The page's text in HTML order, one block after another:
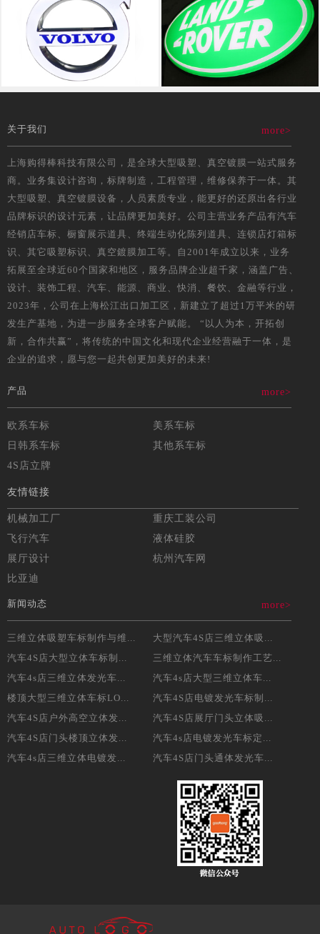
关于我们 more>
上海购得棒科技有限公司，是全球大型吸塑、真空镀膜一站式服务
商。业务集设计咨询，标牌制造，工程管理，维修保养于一体。其
大型吸塑、真空镀膜设备，人员素质专业，能更好的还原出各行业
品牌标识的设计元素，让品牌更加美好。公司主营业务产品有汽车
经销店车标、橱窗展示道具、终端生动化陈列道具、连锁店灯箱标
识、其它吸塑标识、真空鍍膜加工等。自2001年成立以来，业务
拓展至全球近60个国家和地区，服务品牌企业超千家，涵盖广告、
设计、装饰工程、汽车、能源、商业、快消、餐饮、金融等行业，
2023年，公司在上海松江出口加工区，新建立了超过1万平米的研
发生产基地，为进一步服务全球客户赋能。 “以人为本，开拓创
新，合作共赢”，将传统的中国文化和现代企业经营融于一体，是
企业的追求，愿与您一起共创更加美好的未来!
产品 more>
欧系车标
美系车标
日韩系车标
其他系车标
4S店立牌
友情链接
机械加工厂
重庆工装公司
飞行汽车
液体硅胶
展厅设计
杭州汽车网
比亚迪
新闻动态 more>
三维立体吸塑车标制作与维...
大型汽车4S店三维立体吸...
汽车4S店大型立体车标制...
三维立体汽车车标制作工艺...
汽车4s店三维立体发光车...
汽车4s店大型三维立体车...
楼顶大型三维立体车标LO...
汽车4S店电镀发光车标制...
汽车4S店户外高空立体发...
汽车4S店展厅门头立体吸...
汽车4S店门头楼顶立体发...
汽车4s店电镀发光车标定...
汽车4s店三维立体电镀发...
汽车4S店门头通体发光车...